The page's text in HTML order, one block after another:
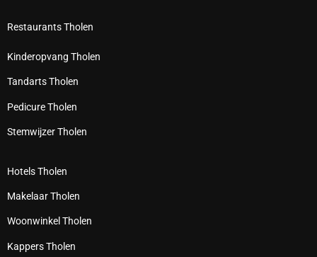
Restaurants Tholen
Kinderopvang Tholen
Tandarts Tholen
Pedicure Tholen
Stemwijzer Tholen
Hotels Tholen
Makelaar Tholen
Woonwinkel Tholen
Kappers Tholen